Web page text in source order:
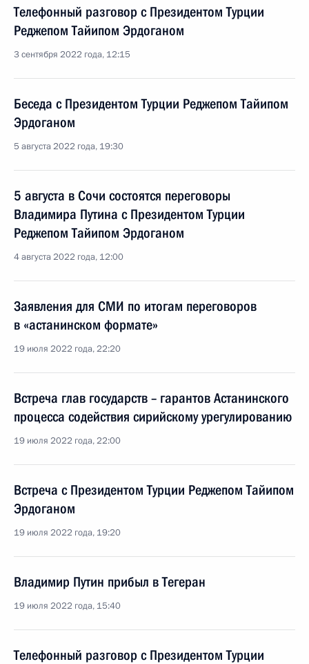
Телефонный разговор с Президентом Турции
Реджепом Тайипом Эрдоганом
3 сентября 2022 года, 12:15
Беседа с Президентом Турции Реджепом Тайипом
Эрдоганом
5 августа 2022 года, 19:30
5 августа в Сочи состоятся переговоры
Владимира Путина с Президентом Турции
Реджепом Тайипом Эрдоганом
4 августа 2022 года, 12:00
Заявления для СМИ по итогам переговоров
в «астанинском формате»
19 июля 2022 года, 22:20
Встреча глав государств – гарантов Астанинского
процесса содействия сирийскому урегулированию
19 июля 2022 года, 22:00
Встреча с Президентом Турции Реджепом Тайипом
Эрдоганом
19 июля 2022 года, 19:20
Владимир Путин прибыл в Тегеран
19 июля 2022 года, 15:40
Телефонный разговор с Президентом Турции